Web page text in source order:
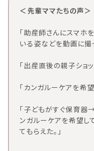
＜先輩ママたちの声＞
「助産師さんにスマホ
いる姿などを動画に撮
「出産直後の親子ショッ
「カンガルーケアを希
「子どもがすぐ保育器
ンガルーケアを希望
てもらえた。」